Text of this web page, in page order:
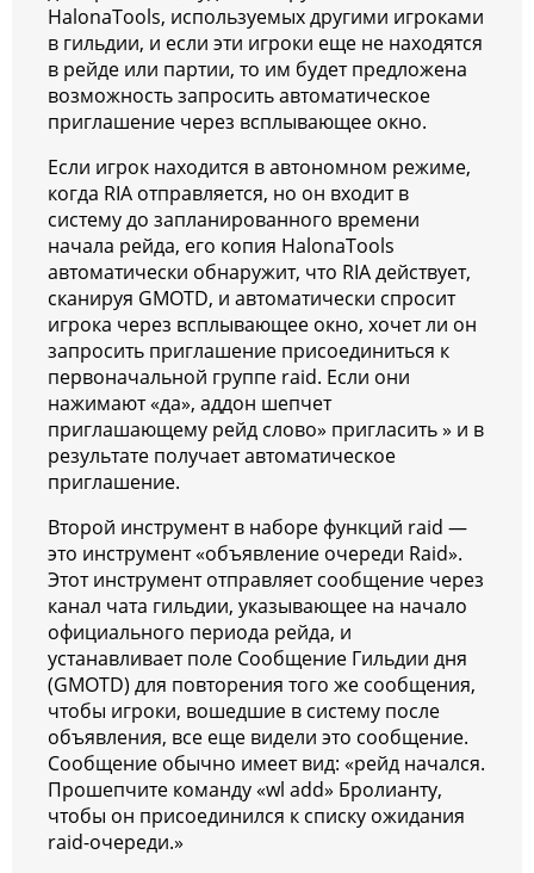
HalonaTools, используемых другими игроками
в гильдии, и если эти игроки еще не находятся
в рейде или партии, то им будет предложена
возможность запросить автоматическое
приглашение через всплывающее окно.
Если игрок находится в автономном режиме,
когда RIA отправляется, но он входит в
систему до запланированного времени
начала рейда, его копия HalonaTools
автоматически обнаружит, что RIA действует,
сканируя GMOTD, и автоматически спросит
игрока через всплывающее окно, хочет ли он
запросить приглашение присоединиться к
первоначальной группе raid. Если они
нажимают «да», аддон шепчет
приглашающему рейд слово» пригласить » и в
результате получает автоматическое
приглашение.
Второй инструмент в наборе функций raid —
это инструмент «объявление очереди Raid».
Этот инструмент отправляет сообщение через
канал чата гильдии, указывающее на начало
официального периода рейда, и
устанавливает поле Сообщение Гильдии дня
(GMOTD) для повторения того же сообщения,
чтобы игроки, вошедшие в систему после
объявления, все еще видели это сообщение.
Сообщение обычно имеет вид: «рейд начался.
Прошепчите команду «wl add» Бролианту,
чтобы он присоединился к списку ожидания
raid-очереди.»